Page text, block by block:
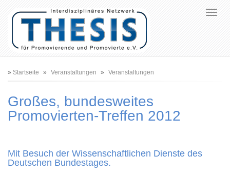
Pfadnavigation
Startseite Veranstaltungen Veranstaltungen
Großes, bundesweites
Promovierten-Treffen 2012
Mit Besuch der Wissenschaftlichen Dienste des
Deutschen Bundestages.